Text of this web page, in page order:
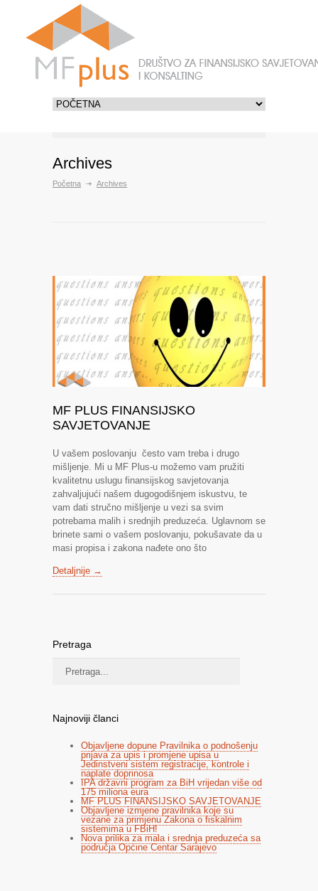
Archives
Početna Archives
MF PLUS FINANSIJSKO
SAVJETOVANJE
U vašem poslovanju često vam treba i drugo
mišljenje. Mi u MF Plus-u možemo vam pružiti
kvalitetnu uslugu finansijskog savjetovanja
zahvaljujući našem dugogodišnjem iskustvu, te
vam dati stručno mišljenje u vezi sa svim
potrebama malih i srednjih preduzeća. Uglavnom se
brinete sami o vašem poslovanju, pokušavate da u
masi propisa i zakona nađete ono što
Detaljnije →
Pretraga
Najnoviji članci
Objavljene dopune Pravilnika o podnošenju
prijava za upis i promjene upisa u
Jedinstveni sistem registracije, kontrole i
naplate doprinosa
IPA državni program za BiH vrijedan više od
175 miliona eura
MF PLUS FINANSIJSKO SAVJETOVANJE
Objavljene izmjene pravilnika koje su
vezane za primjenu Zakona o fiskalnim
sistemima u FBiH!
Nova prilika za mala i srednja preduzeća sa
područja Općine Centar Sarajevo